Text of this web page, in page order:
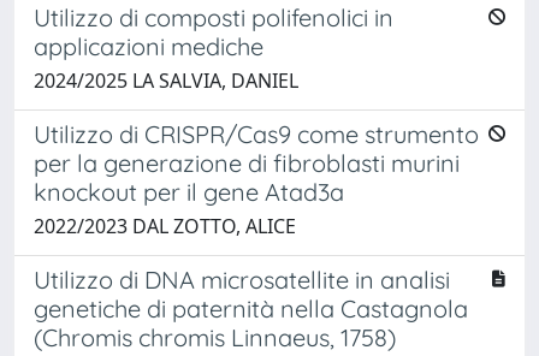
Utilizzo di composti polifenolici in
applicazioni mediche
2024/2025 LA SALVIA, DANIEL
Utilizzo di CRISPR/Cas9 come strumento
per la generazione di fibroblasti murini
knockout per il gene Atad3a
2022/2023 DAL ZOTTO, ALICE
Utilizzo di DNA microsatellite in analisi
genetiche di paternità nella Castagnola
(Chromis chromis Linnaeus, 1758)